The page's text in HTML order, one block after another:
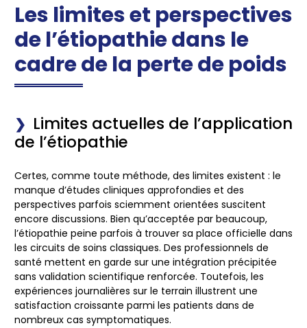
Les limites et perspectives
de l’étiopathie dans le
cadre de la perte de poids
Limites actuelles de l’application
de l’étiopathie
Certes, comme toute méthode, des limites existent : le
manque d’études cliniques approfondies et des
perspectives parfois sciemment orientées suscitent
encore discussions. Bien qu’acceptée par beaucoup,
l’étiopathie peine parfois à trouver sa place officielle dans
les circuits de soins classiques. Des professionnels de
santé mettent en garde sur une intégration précipitée
sans validation scientifique renforcée. Toutefois, les
expériences journalières sur le terrain illustrent une
satisfaction croissante parmi les patients dans de
nombreux cas symptomatiques.